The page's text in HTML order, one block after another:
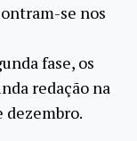
se nos
fase, os
redação na
dezembro.